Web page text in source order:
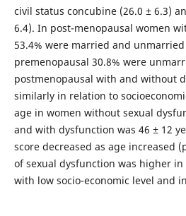
civil status concubine (26.0 ± 6.3)
6.4). In post-menopausal women
53.4% were married and
premenopausal 30.8% were
postmenopausal with and without
similarly in relation to
age in women without sexual
and with dysfunction was 46 ± 12
score decreased as age increased
of sexual dysfunction was higher
with low socio-economic level and